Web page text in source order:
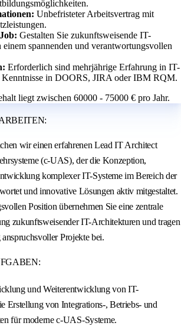
Unbefristeter Arbeitsvertrag mit
Gestalten Sie zukunftsweisende IT-
spannenden und verantwortungsvollen
Erforderlich sind mehrjährige Erfahrung in IT-
in DOORS, JIRA oder IBM RQM.
liegt zwischen 60000 - 75000 € pro Jahr.
wir einen erfahrenen Lead IT Architect
(c-UAS), der die Konzeption,
komplexer IT-Systeme im Bereich der
und innovative Lösungen aktiv mitgestaltet.
Position übernehmen Sie eine zentrale
zukunftsweisender IT-Architekturen und tragen
Projekte bei.
und Weiterentwicklung von IT-
Erstellung von Integrations-, Betriebs- und
für moderne c-UAS-Systeme.